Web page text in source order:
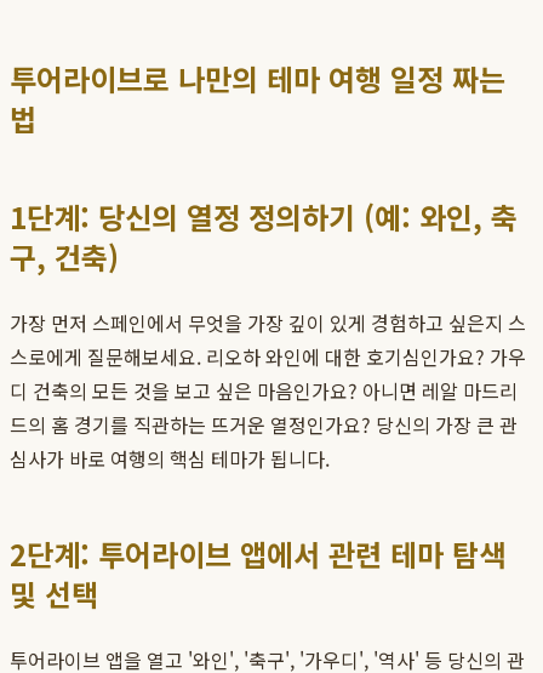
투어라이브로 나만의 테마 여행 일정 짜는
법
1단계: 당신의 열정 정의하기 (예: 와인, 축
구, 건축)
가장 먼저 스페인에서 무엇을 가장 깊이 있게 경험하고 싶은지 스
스로에게 질문해보세요. 리오하 와인에 대한 호기심인가요? 가우
디 건축의 모든 것을 보고 싶은 마음인가요? 아니면 레알 마드리
드의 홈 경기를 직관하는 뜨거운 열정인가요? 당신의 가장 큰 관
심사가 바로 여행의 핵심 테마가 됩니다.
2단계: 투어라이브 앱에서 관련 테마 탐색
및 선택
투어라이브 앱을 열고 '와인', '축구', '가우디', '역사' 등 당신의 관